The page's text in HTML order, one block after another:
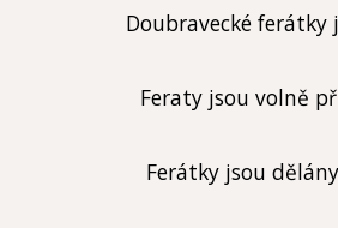
Doubravecké
Feraty jsou volně
Ferátky jsou